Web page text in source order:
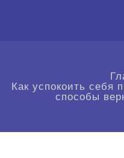
Как успокоить себя
способы